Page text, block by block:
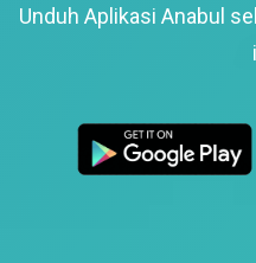
Unduh Aplikasi Anabul